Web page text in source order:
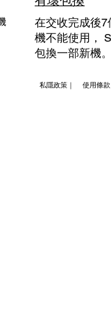
在交收完成後
機不能使用，
包換一部新機
私隱政策｜ 使用條